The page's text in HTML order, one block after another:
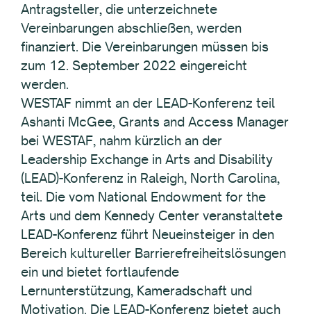
Antragsteller, die unterzeichnete
Vereinbarungen abschließen, werden
finanziert. Die Vereinbarungen müssen bis
zum 12. September 2022 eingereicht
werden.
WESTAF nimmt an der LEAD-Konferenz teil
Ashanti McGee, Grants and Access Manager
bei WESTAF, nahm kürzlich an der
Leadership Exchange in Arts and Disability
(LEAD)-Konferenz in Raleigh, North Carolina,
teil. Die vom National Endowment for the
Arts und dem Kennedy Center veranstaltete
LEAD-Konferenz führt Neueinsteiger in den
Bereich kultureller Barrierefreiheitslösungen
ein und bietet fortlaufende
Lernunterstützung, Kameradschaft und
Motivation. Die LEAD-Konferenz bietet auch